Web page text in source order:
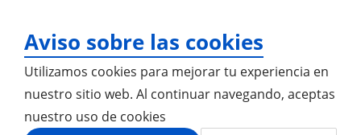
Aviso sobre las cookies
Utilizamos cookies para mejorar tu experiencia en
nuestro sitio web. Al continuar navegando, aceptas
nuestro uso de cookies
Inicio MECANISMO DE AJUSTE MORDAZA DE FRENO TRASERA DER